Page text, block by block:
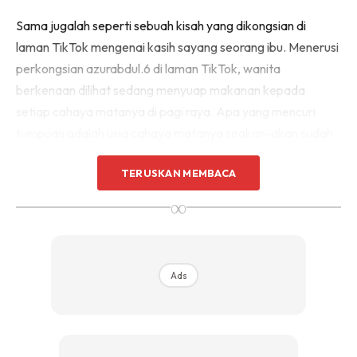
Sama jugalah seperti sebuah kisah yang dikongsian di
laman TikTok mengenai kasih sayang seorang ibu. Menerusi
perkongsian azurabdul.6 di laman TikTok, wanita
berkenaan dilihat sedang menyuap makanan kepada
menjangkau usia 40 tahun.
suara asli – liriiklagu
TERUSKAN MEMBACA
∞
Ads